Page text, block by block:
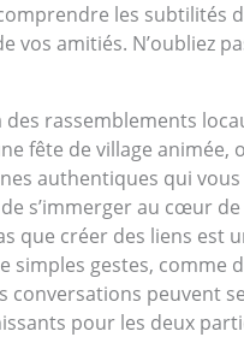
les
vos amitiés. N’oubliez
des rassemblements
fête de village
authentiques qui
s’immerger au cœur
que créer des liens est
simples gestes,
conversations peuvent
pour les deux